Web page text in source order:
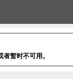
暂时不可用。